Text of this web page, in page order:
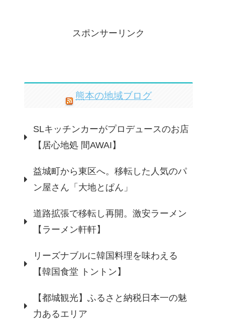
スポンサーリンク
熊本の地域ブログ
SLキッチンカーがプロデュースのお店
【居心地処 間AWAI】
益城町から東区へ。移転した人気のパ
ン屋さん「大地とぱん」
道路拡張で移転し再開。激安ラーメン
【ラーメン軒軒】
リーズナブルに韓国料理を味わえる
【韓国食堂 トントン】
【都城観光】ふるさと納税日本一の魅
力あるエリア